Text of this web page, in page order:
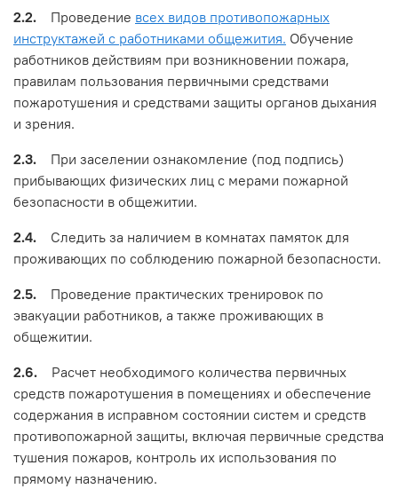
2.2. Проведение всех видов противопожарных
инструктажей с работниками общежития. Обучение
работников действиям при возникновении пожара,
правилам пользования первичными средствами
пожаротушения и средствами защиты органов дыхания
и зрения.
2.3. При заселении ознакомление (под подпись)
прибывающих физических лиц с мерами пожарной
безопасности в общежитии.
2.4. Следить за наличием в комнатах памяток для
проживающих по соблюдению пожарной безопасности.
2.5. Проведение практических тренировок по
эвакуации работников, а также проживающих в
общежитии.
2.6. Расчет необходимого количества первичных
средств пожаротушения в помещениях и обеспечение
содержания в исправном состоянии систем и средств
противопожарной защиты, включая первичные средства
тушения пожаров, контроль их использования по
прямому назначению.